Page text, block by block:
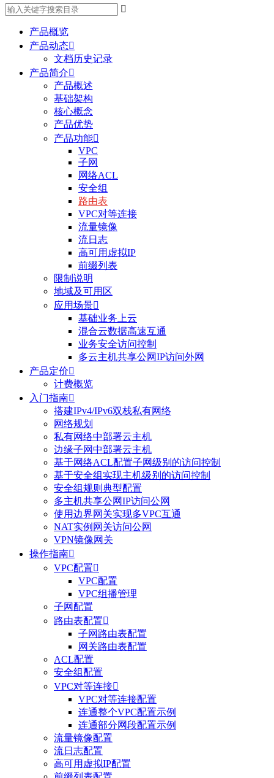

产品概览
产品动态
文档历史记录
产品简介
产品概述
基础架构
核心概念
产品优势
产品功能
VPC
子网
网络ACL
安全组
路由表
VPC对等连接
流量镜像
流日志
高可用虚拟IP
前缀列表
限制说明
地域及可用区
应用场景
基础业务上云
混合云数据高速互通
业务安全访问控制
多云主机共享公网IP访问外网
产品定价
计费概览
入门指南
搭建IPv4/IPv6双栈私有网络
网络规划
私有网络中部署云主机
边缘子网中部署云主机
基于网络ACL配置子网级别的访问控制
基于安全组实现主机级别的访问控制
安全组规则典型配置
多主机共享公网IP访问公网
使用边界网关实现多VPC互通
NAT实例网关访问公网
VPN镜像网关
操作指南
VPC配置
VPC配置
VPC组播管理
子网配置
路由表配置
子网路由表配置
网关路由表配置
ACL配置
安全组配置
VPC对等连接
VPC对等连接配置
连通整个VPC配置示例
连通部分网段配置示例
流量镜像配置
流日志配置
高可用虚拟IP配置